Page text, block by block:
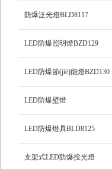
防爆泛光燈BLD8117
LED防爆照明燈BZD129
LED防爆節(jié)能燈BZD130
LED防爆壁燈
LED防爆燈具BLD8125
支架式LED防爆投光燈